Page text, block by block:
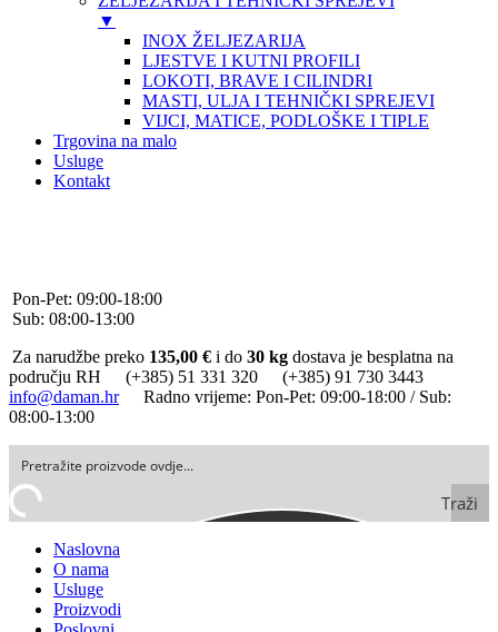
▼
INOX ŽELJEZARIJA
LJESTVE I KUTNI PROFILI
LOKOTI, BRAVE I CILINDRI
MASTI, ULJA I TEHNIČKI SPREJEVI
VIJCI, MATICE, PODLOŠKE I TIPLE
Trgovina na malo
Usluge
Kontakt
Pon-Pet: 09:00-18:00
Sub: 08:00-13:00
Za narudžbe preko 135,00 € i do 30 kg dostava je besplatna na
području RH
(+385) 51 331 320
(+385) 91 730 3443
info@daman.hr
Radno vrijeme: Pon-Pet: 09:00-18:00 / Sub:
08:00-13:00
Traži
Naslovna
O nama
Usluge
Proizvodi